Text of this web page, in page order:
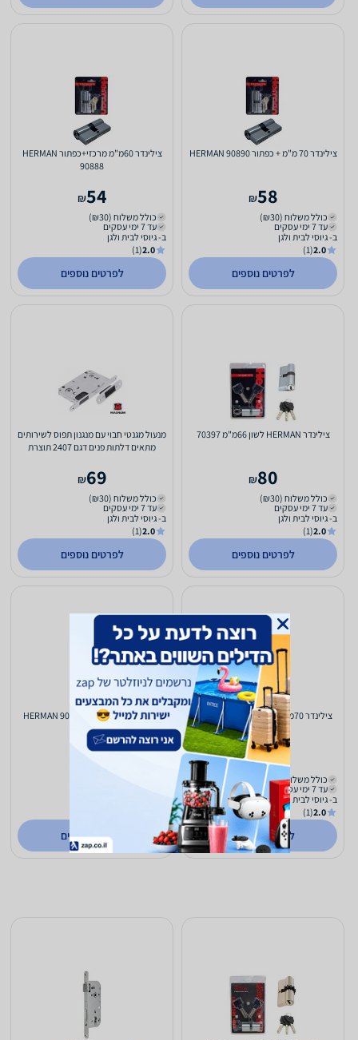
צילינדר 70 מ"מ + כפתור HERMAN 90890
58
₪
כולל משלוח (₪30)
עד 7 ימי עסקים
ב- גיוסי לבית ולגן
2.0
(1)
לפרטים נוספים
צילינדר 60מ"מ מרכזי+כפתור HERMAN
90888
54
₪
כולל משלוח (₪30)
עד 7 ימי עסקים
ב- גיוסי לבית ולגן
2.0
(1)
לפרטים נוספים
צילינדר HERMAN לשון 66מ"מ 70397
80
₪
כולל משלוח (₪30)
עד 7 ימי עסקים
ב- גיוסי לבית ולגן
2.0
(1)
לפרטים נוספים
מנעול מגנטי חבוי עם מנגנון תפוס לשירותים
מתאים דלתות פנים דגם 2407 תוצרת
69
₪
כולל משלוח (₪30)
עד 7 ימי עסקים
ב- גיוסי לבית ולגן
2.0
(1)
לפרטים נוספים
צילינדר 70מ"מ מרכזי HERMAN 90889
56
₪
כולל משלוח (₪30)
עד 7 ימי עסקים
ב- גיוסי לבית ולגן
2.0
(1)
לפרטים נוספים
צילינדר 80מ"מ מרכזי HERMAN 90891
58
לפרטים נוספים